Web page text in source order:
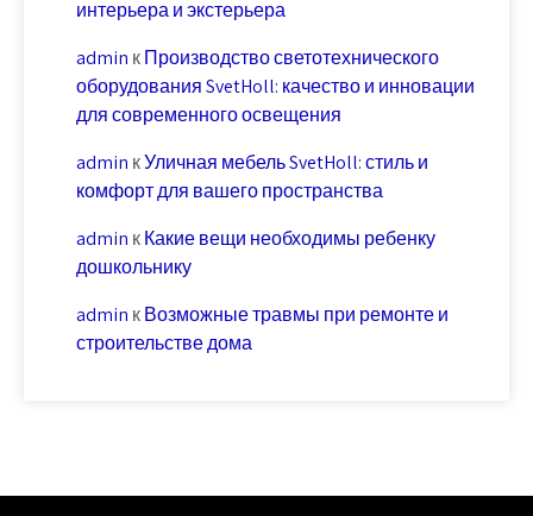
интерьера и экстерьера
admin кПроизводство светотехнического
оборудования SvetHoll: качество и инновации
для современного освещения
admin кУличная мебель SvetHoll: стиль и
комфорт для вашего пространства
admin кКакие вещи необходимы ребенку
дошкольнику
admin кВозможные травмы при ремонте и
строительстве дома